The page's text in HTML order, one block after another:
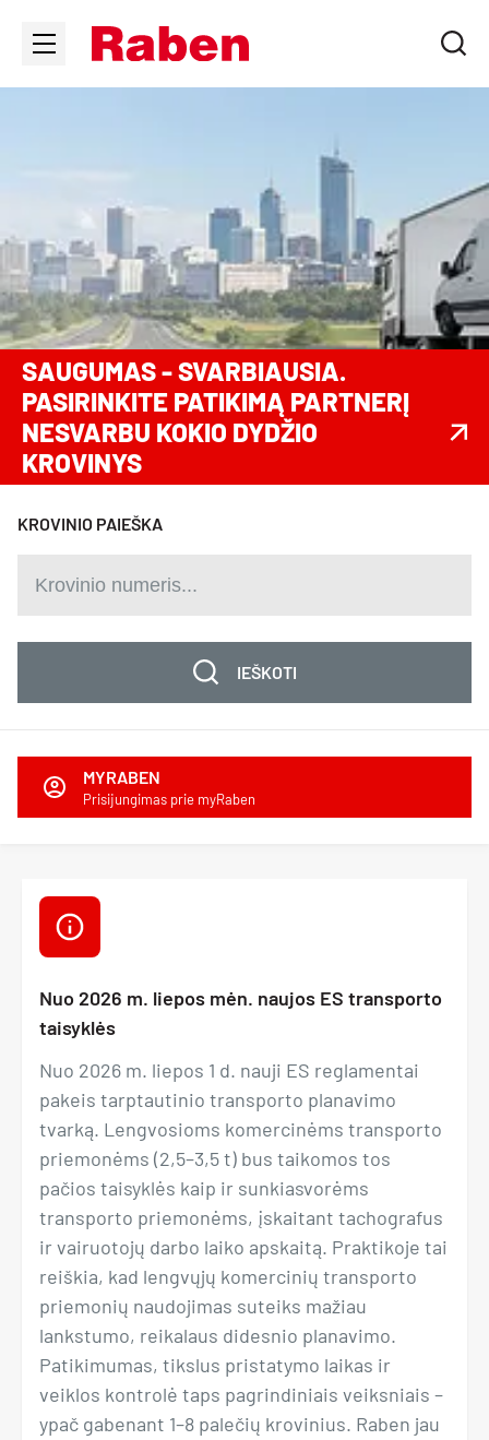
SAUGUMAS - SVARBIAUSIA.
PASIRINKITE PATIKIMĄ PARTNERĮ
NESVARBU KOKIO DYDŽIO
KROVINYS
KROVINIO PAIEŠKA
IEŠKOTI
MYRABEN
Prisijungimas prie myRaben
Nuo 2026 m. liepos mėn. naujos ES transporto
taisyklės
Nuo 2026 m. liepos 1 d. nauji ES reglamentai
pakeis tarptautinio transporto planavimo
tvarką. Lengvosioms komercinėms transporto
priemonėms (2,5–3,5 t) bus taikomos tos
pačios taisyklės kaip ir sunkiasvorėms
transporto priemonėms, įskaitant tachografus
ir vairuotojų darbo laiko apskaitą. Praktikoje tai
reiškia, kad lengvųjų komercinių transporto
priemonių naudojimas suteiks mažiau
lankstumo, reikalaus didesnio planavimo.
Patikimumas, tikslus pristatymo laikas ir
veiklos kontrolė taps pagrindiniais veiksniais –
ypač gabenant 1–8 palečių krovinius. Raben jau